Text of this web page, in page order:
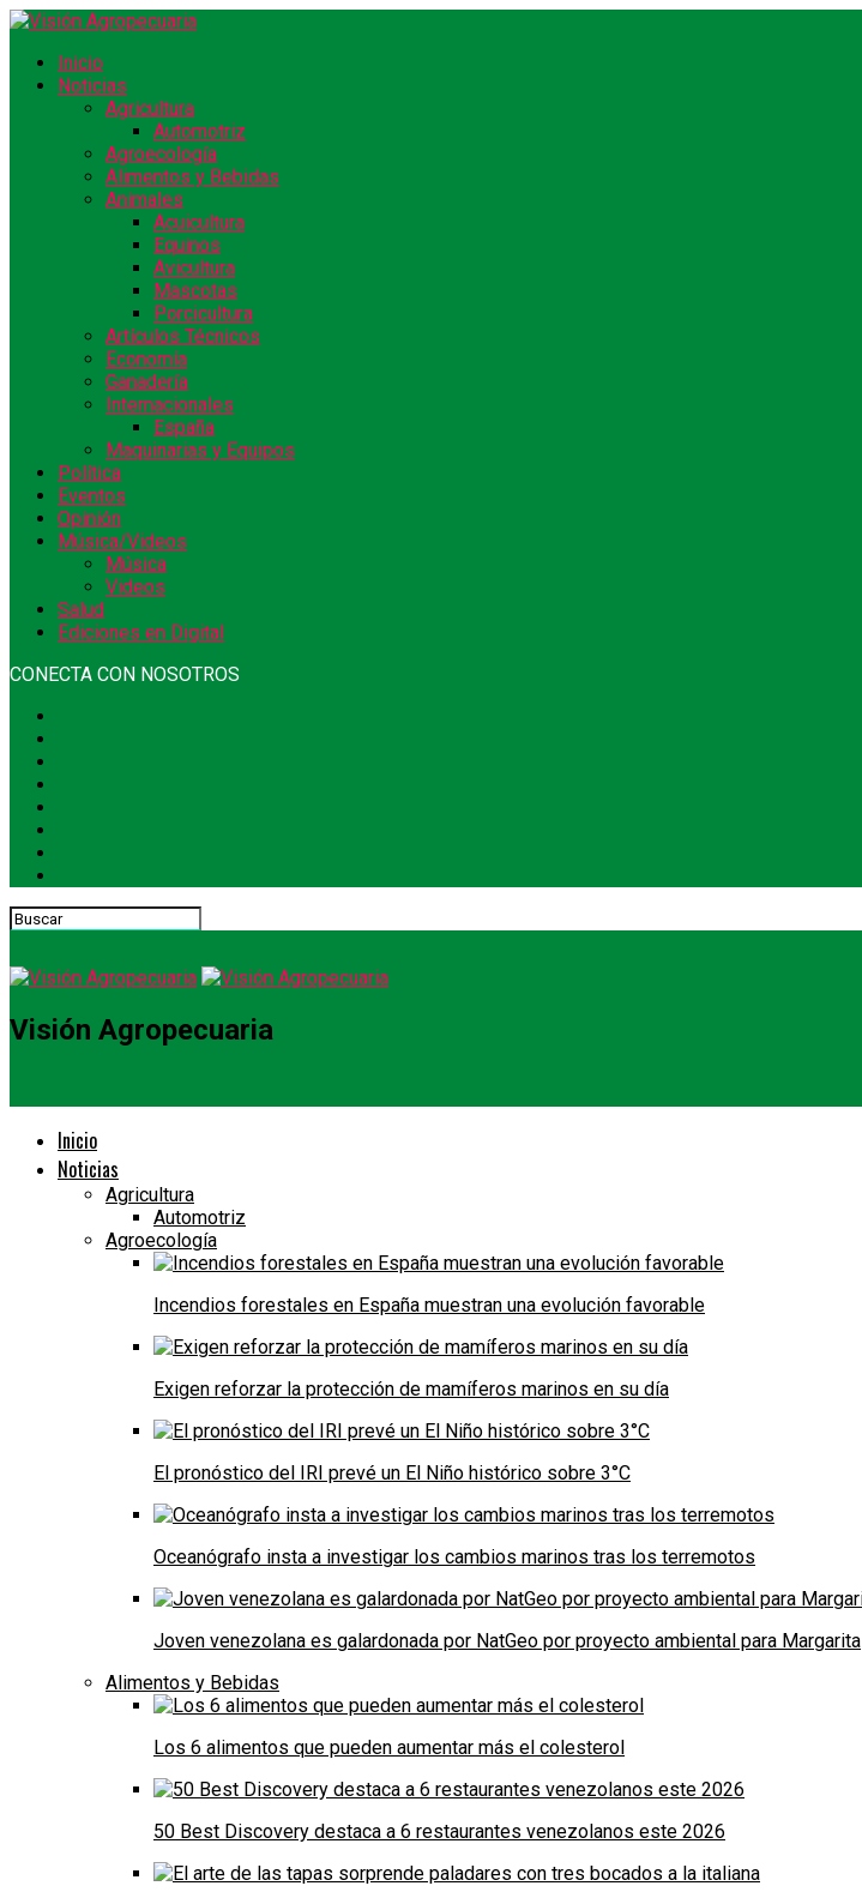
Inicio
Noticias
Agricultura
Automotriz
Agroecología
Alimentos y Bebidas
Animales
Acuicultura
Equinos
Avicultura
Mascotas
Porcicultura
Artículos Técnicos
Economía
Ganadería
Internacionales
España
Maquinarias y Equipos
Política
Eventos
Opinión
Música/Videos
Música
Videos
Salud
Ediciones en Digital
CONECTA CON NOSOTROS
Visión Agropecuaria
Inicio
Noticias
Agricultura
Automotriz
Agroecología
Incendios forestales en España muestran una evolución favorable
Exigen reforzar la protección de mamíferos marinos en su día
El pronóstico del IRI prevé un El Niño histórico sobre 3°C
Oceanógrafo insta a investigar los cambios marinos tras los terremotos
Joven venezolana es galardonada por NatGeo por proyecto ambiental para Margarita
Alimentos y Bebidas
Los 6 alimentos que pueden aumentar más el colesterol
50 Best Discovery destaca a 6 restaurantes venezolanos este 2026